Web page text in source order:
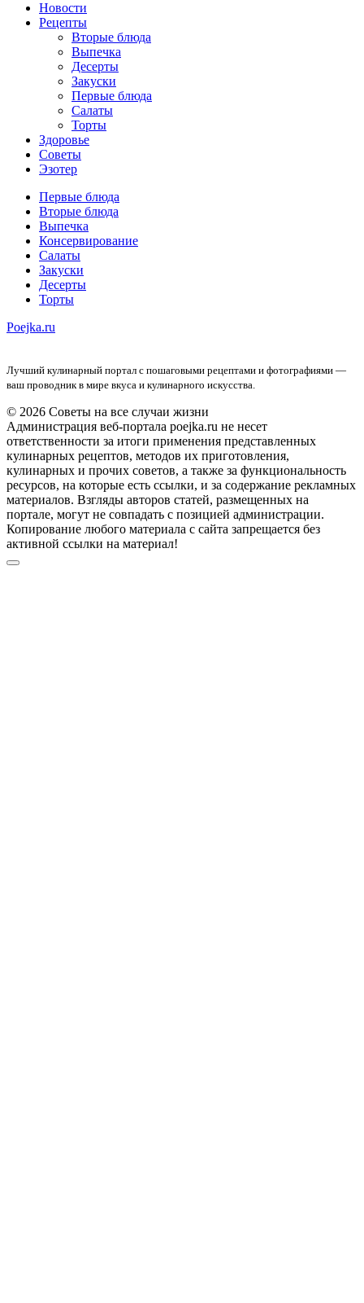
Новости
Рецепты
Вторые блюда
Выпечка
Десерты
Закуски
Первые блюда
Салаты
Торты
Здоровье
Советы
Эзотер
Первые блюда
Вторые блюда
Выпечка
Консервирование
Салаты
Закуски
Десерты
Торты
Poejka.ru
Лучший кулинарный портал с пошаговыми рецептами и фотографиями —
ваш проводник в мире вкуса и кулинарного искусства.
© 2026 Советы на все случаи жизни
Администрация веб-портала poejka.ru не несет
ответственности за итоги применения представленных
кулинарных рецептов, методов их приготовления,
кулинарных и прочих советов, а также за функциональность
ресурсов, на которые есть ссылки, и за содержание рекламных
материалов. Взгляды авторов статей, размещенных на
портале, могут не совпадать с позицией администрации.
Копирование любого материала с сайта запрещается без
активной ссылки на материал!